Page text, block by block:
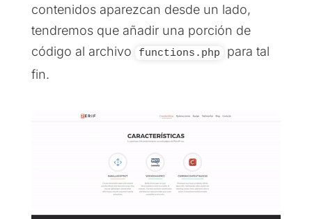
contenidos aparezcan desde un lado,
tendremos que añadir una porción de
código al archivo
functions.php
para tal
fin.